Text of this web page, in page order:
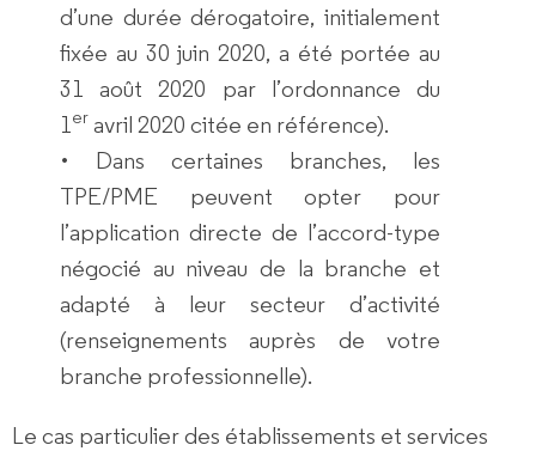
d’une durée dérogatoire, initialement
fixée au 30 juin 2020, a été portée au
31 août 2020 par l’ordonnance du
1er avril 2020 citée en référence).
• Dans certaines branches, les
TPE/PME peuvent opter pour
l’application directe de l’accord-type
négocié au niveau de la branche et
adapté à leur secteur d’activité
(renseignements auprès de votre
branche professionnelle).
Le cas particulier des établissements et services